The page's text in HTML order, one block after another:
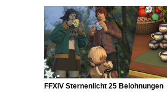
Freundschaften
FFXIV: Prinzessinnenfest (2025)
FFXIV: Wundereiersuche (2025)
FFXIV: Gold Saucer-Festival
FFXIV: MogMog-Kollektion
Fachsimpeleien
FFXIV: Feuermond-Reigen (2025)
FFXIV Sternenlicht 25 Belohnungen